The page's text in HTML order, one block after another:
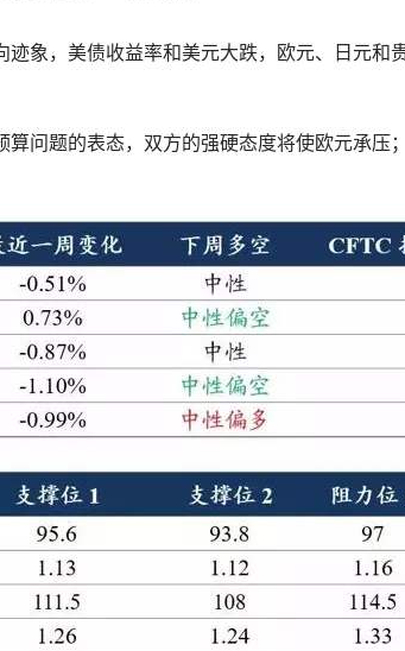
迹象，美债收益率和美元大跌，欧元、日元和
算问题的表态，双方的强硬态度将使欧元承压